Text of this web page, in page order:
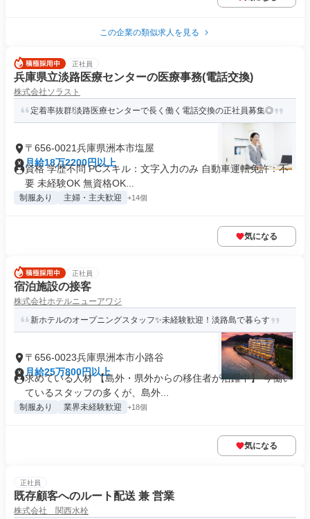
この企業の類似求人を見る
正社員
兵庫県立淡路医療センターの医療事務(電話交換)
株式会社ソラスト
定着率抜群!淡路医療センターで長く働く電話交換の正社員募集◎
〒656-0021兵庫県洲本市塩屋
月給18万2200円以上
資格 学歴不問 PCスキル：文字入力のみ 自動車運転免許：不
要 未経験OK 無資格OK...
制服あり 主婦・主夫歓迎 +14個
気になる
正社員
宿泊施設の接客
株式会社ホテルニューアワジ
新ホテルのオープニングスタッフ✨未経験歓迎！淡路島で暮らす
〒656-0023兵庫県洲本市小路谷
月給25万800円以上
求めている人材 【島外・県外からの移住者が活躍中】 今働い
ているスタッフの多くが、島外...
制服あり 業界未経験歓迎 +18個
気になる
正社員
既存顧客へのルート配送 兼 営業
株式会社 関西水栓